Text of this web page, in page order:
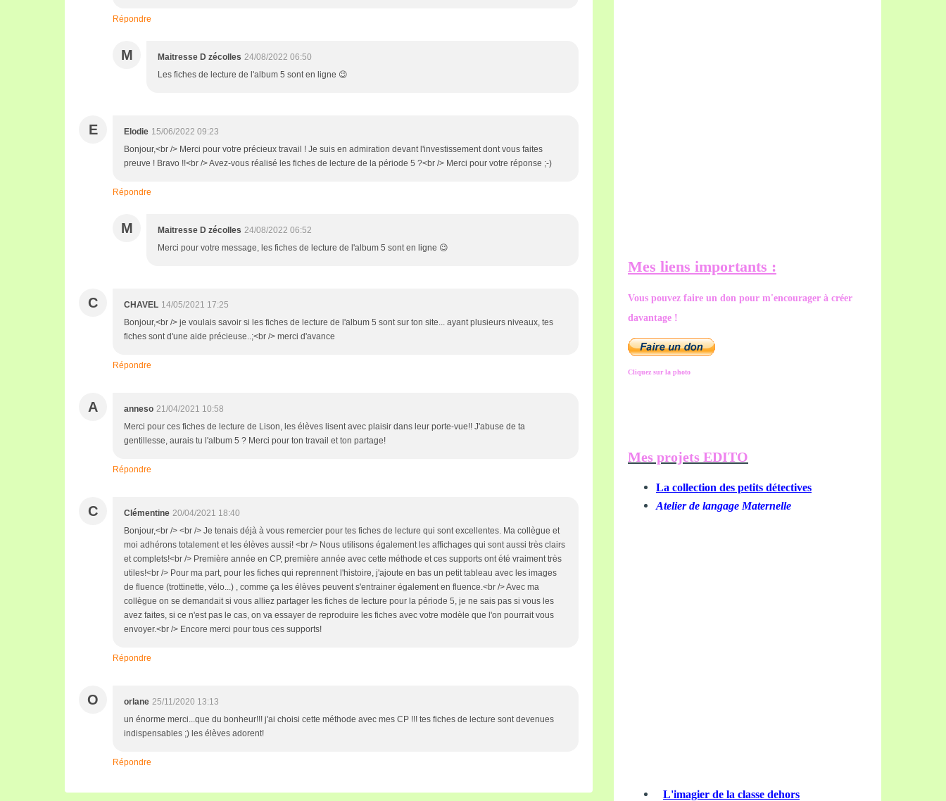
Répondre
M Maitresse D zécolles 24/08/2022 06:50
Les fiches de lecture de l'album 5 sont en ligne 😉
E Elodie 15/06/2022 09:23
Bonjour,<br /> Merci pour votre précieux travail ! Je suis en admiration devant l'investissement dont vous faites
preuve ! Bravo !!<br /> Avez-vous réalisé les fiches de lecture de la période 5 ?<br /> Merci pour votre réponse ;-)
Répondre
M Maitresse D zécolles 24/08/2022 06:52
Merci pour votre message, les fiches de lecture de l'album 5 sont en ligne 😉
C CHAVEL 14/05/2021 17:25
Bonjour,<br /> je voulais savoir si les fiches de lecture de l'album 5 sont sur ton site... ayant plusieurs niveaux, tes
fiches sont d'une aide précieuse..;<br /> merci d'avance
Répondre
A anneso 21/04/2021 10:58
Merci pour ces fiches de lecture de Lison, les élèves lisent avec plaisir dans leur porte-vue!! J'abuse de ta
gentillesse, aurais tu l'album 5 ? Merci pour ton travail et ton partage!
Répondre
C Clémentine 20/04/2021 18:40
Bonjour,<br /> <br /> Je tenais déjà à vous remercier pour tes fiches de lecture qui sont excellentes. Ma collègue et
moi adhérons totalement et les élèves aussi! <br /> Nous utilisons également les affichages qui sont aussi très clairs
et complets!<br /> Première année en CP, première année avec cette méthode et ces supports ont été vraiment très
utiles!<br /> Pour ma part, pour les fiches qui reprennent l'histoire, j'ajoute en bas un petit tableau avec les images
de fluence (trottinette, vélo...) , comme ça les élèves peuvent s'entrainer également en fluence.<br /> Avec ma
collègue on se demandait si vous alliez partager les fiches de lecture pour la période 5, je ne sais pas si vous les
avez faites, si ce n'est pas le cas, on va essayer de reproduire les fiches avec votre modèle que l'on pourrait vous
envoyer.<br /> Encore merci pour tous ces supports!
Répondre
O orlane 25/11/2020 13:13
un énorme merci...que du bonheur!!! j'ai choisi cette méthode avec mes CP !!! tes fiches de lecture sont devenues
indispensables ;) les élèves adorent!
Répondre
Mes liens importants :
Vous pouvez faire un don pour m'encourager à créer
davantage !
Cliquez sur la photo
Mes projets EDITO
La collection des petits détectives
Atelier de langage Maternelle
L'imagier de la classe dehors